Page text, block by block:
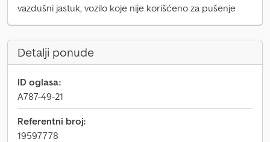
vazdušni jastuk, vozilo koje nije korišćeno za pušenje
Detalji ponude
ID oglasa:
A787-49-21
Referentni broj:
19597778